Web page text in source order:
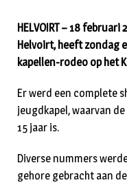
HELVOIRT – 18
Helvoirt, heeft zondag
kapellen-rodeo op het
Er werd een complete
jeugdkapel, waarvan
15 jaar is.
Diverse nummers
gehore gebracht aan